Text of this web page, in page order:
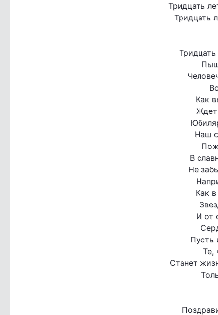
Тридцать
Тридцать
Тридцать
Как
Ждет
Наш
В
Не
Как
И от
Пусть
Те,
Станет